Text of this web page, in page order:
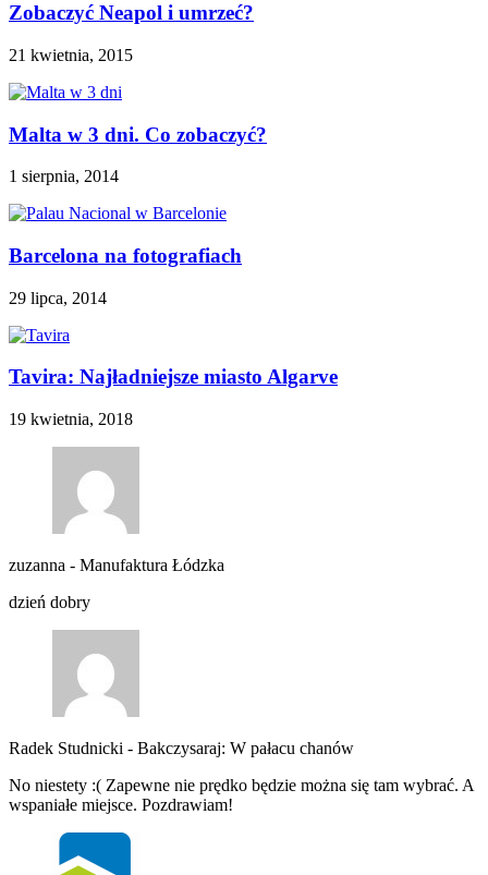
Zobaczyć Neapol i umrzeć?
21 kwietnia, 2015
Malta w 3 dni. Co zobaczyć?
1 sierpnia, 2014
Barcelona na fotografiach
29 lipca, 2014
Tavira: Najładniejsze miasto Algarve
19 kwietnia, 2018
zuzanna - Manufaktura Łódzka
dzień dobry
Radek Studnicki - Bakczysaraj: W pałacu chanów
No niestety :( Zapewne nie prędko będzie można się tam wybrać. A
wspaniałe miejsce. Pozdrawiam!